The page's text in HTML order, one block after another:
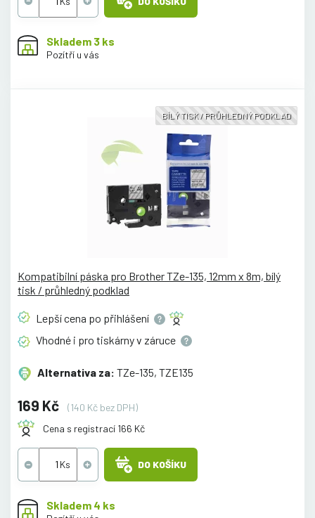
Skladem 3 ks
Pozítří u vás
BÍLÝ TISK / PRŮHLEDNÝ PODKLAD
Kompatibilní páska pro Brother TZe-135, 12mm x 8m, bílý
tisk / průhledný podklad
Lepší cena po přihlášení
Vhodné i pro tiskárny v záruce
Alternativa za: TZe-135, TZE135
169 Kč
(140 Kč bez DPH)
Cena s registrací 166 Kč
DO KOŠÍKU
Skladem 4 ks